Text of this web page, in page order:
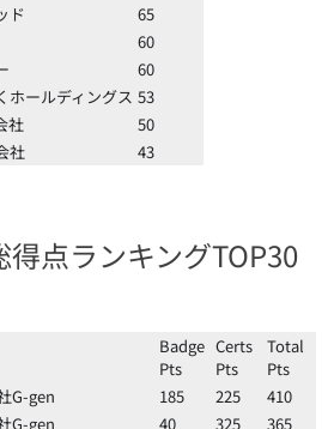
ド
65
60
60
ホールディングス 53
社
50
社 43
点ランキングTOP30
Badge
Pts
Certs
Pts
Total
Pts
G-gen 185 225
410
G-gen 40 325
365